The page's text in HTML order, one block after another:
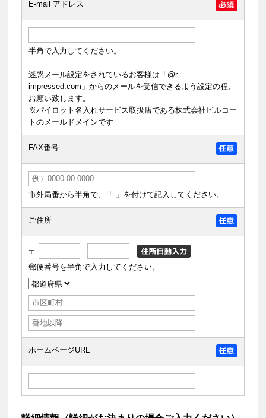
E-mail アドレス
半角で入力してください。
迷惑メール設定をされているお客様は「@r-
impressed.com」からのメールを受信できるよう設定の程、
お願い致します。
※パイロット名入れサービス取扱店である株式会社ビルコー
トのメールドメインです
FAX番号
市外局番から半角で、「-」を付けて記入してください。
ご住所
〒
-
郵便番号を半角で入力してください。
ホームページURL